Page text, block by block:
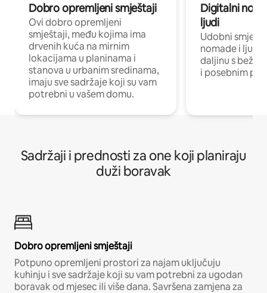
Dobro opremljeni smještaji
Ovi dobro opremljeni
smještaji, među kojima ima
drvenih kuća na mirnim
lokacijama u planinama i
stanova u urbanim sredinama,
imaju sve sadržaje koji su vam
potrebni u vašem domu.
Digitalni
ljudi
Udobni
nomade i ljude
daljinu s
i posebnim
Sadržaji i prednosti za one koji planiraju
duži boravak
Dobro opremljeni smještaji
Potpuno opremljeni prostori za najam uključuju
kuhinju i sve sadržaje koji su vam potrebni za ugodan
boravak od mjesec ili više dana. Savršena zamjena za